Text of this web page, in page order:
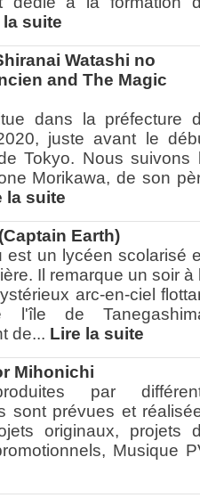
la suite
Watashi no
and The Magic
dans la préfecture
juste avant le
Tokyo. Nous suivons
Morikawa, de son
la suite
Earth)
est un lycéen scolarisé
Il remarque un soir à
arc-en-ciel
l'île de
de... Lire la suite
Mihonichi
par
sont prévues et
originaux, projets
Musique